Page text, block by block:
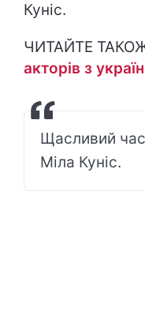
Куніс.
ЧИТАЙТЕ
акторів з
Щасливий
Міла Куніс.